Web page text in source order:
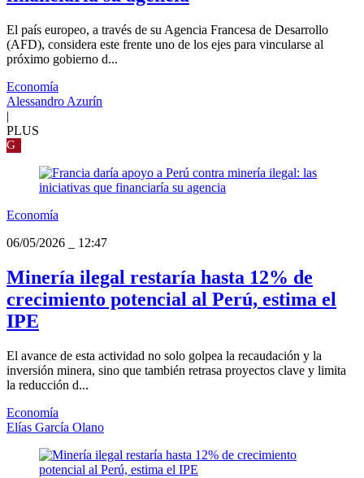
El país europeo, a través de su Agencia Francesa de Desarrollo
(AFD), considera este frente uno de los ejes para vincularse al
próximo gobierno d...
Economía
Alessandro Azurín
|
PLUS
G
Economía
06/05/2026
12:47
Minería ilegal restaría hasta 12% de
crecimiento potencial al Perú, estima el
IPE
El avance de esta actividad no solo golpea la recaudación y la
inversión minera, sino que también retrasa proyectos clave y limita
la reducción d...
Economía
Elías García Olano